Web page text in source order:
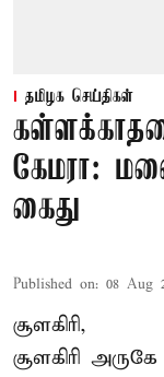
தமிழக செய்திகள்
கேமரா:
கைது
Published on: 08 Aug
சூளகிரி,
சூளகிரி